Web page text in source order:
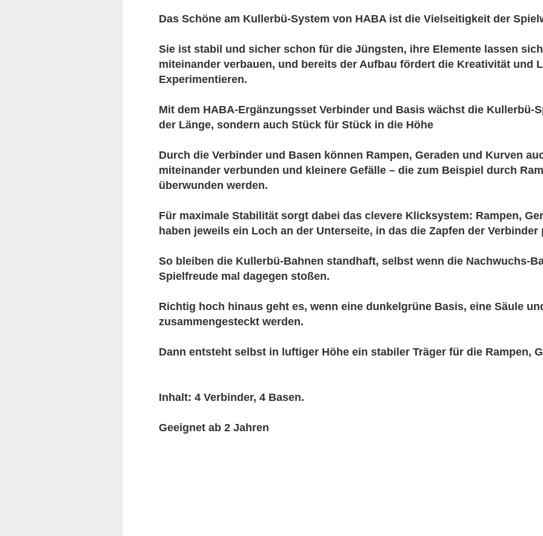
Das Schöne am Kullerbü-System von HABA ist die Vielseitigkeit der
Sie ist stabil und sicher schon für die Jüngsten, ihre Elemente lassen
miteinander verbauen, und bereits der Aufbau fördert die Kreativität und
Experimentieren.
Mit dem HABA-Ergänzungsset Verbinder und Basis wächst die Kullerbü-
der Länge, sondern auch Stück für Stück in die Höhe
Durch die Verbinder und Basen können Rampen, Geraden und Kurven
miteinander verbunden und kleinere Gefälle – die zum Beispiel durch
überwunden werden.
Für maximale Stabilität sorgt dabei das clevere Klicksystem: Rampen,
haben jeweils ein Loch an der Unterseite, in das die Zapfen der Verbinder
So bleiben die Kullerbü-Bahnen standhaft, selbst wenn die Nachwuchs-
Spielfreude mal dagegen stoßen.
Richtig hoch hinaus geht es, wenn eine dunkelgrüne Basis, eine Säule
zusammengesteckt werden.
Dann entsteht selbst in luftiger Höhe ein stabiler Träger für die Rampen,
Inhalt: 4 Verbinder, 4 Basen.
Geeignet ab 2 Jahren